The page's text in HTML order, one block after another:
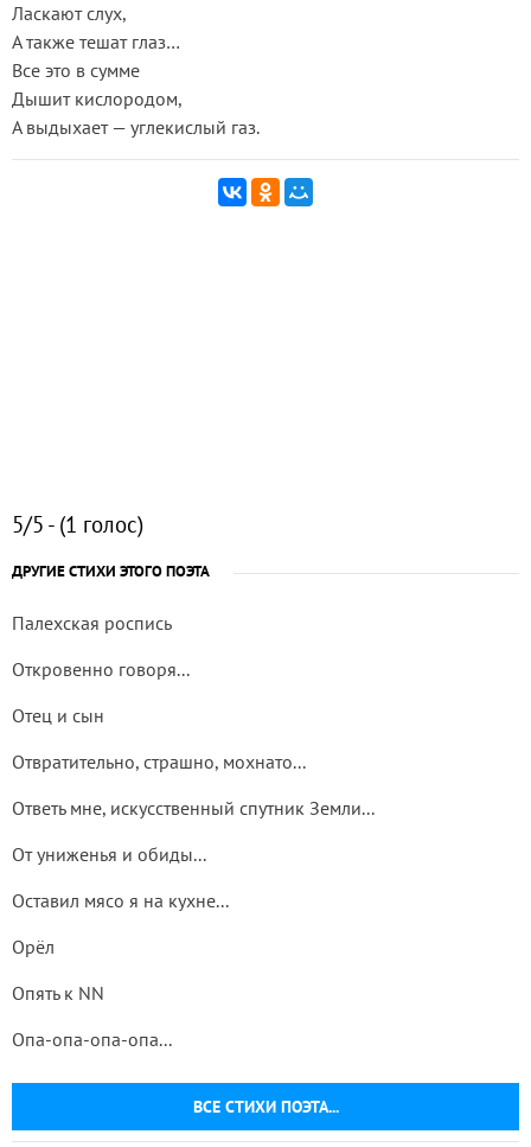
Ласкают слух,
А также тешат глаз…
Все это в сумме
Дышит кислородом,
А выдыхает — углекислый газ.
5/5 - (1 голос)
ДРУГИЕ СТИХИ ЭТОГО ПОЭТА
ВСЕ СТИХИ ПОЭТА...
Палехская роспись
Откровенно говоря...
Отец и сын
Отвратительно, страшно, мохнато...
Ответь мне, искусственный спутник Земли...
От униженья и обиды...
Оставил мясо я на кухне...
Орёл
Опять к NN
Опа-опа-опа-опа...